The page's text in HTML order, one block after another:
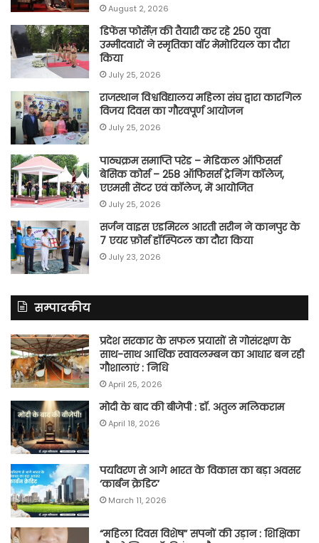
August 2, 2026
डिफेंस फोर्सेज़ की तैयारी कर रहे 250 युवा
उम्मीदवारों ने स्मृतिका वॉर मेमोरियल का दौरा
किया
July 25, 2026
राजस्थान विश्वविद्यालय महिला संघ द्वारा कारगिल
विजय दिवस का गौरवपूर्ण आयोजन
July 25, 2026
पाठ्यक्रम समाप्ति परेड – मेडिकल ऑफिसर्स
बेसिक कोर्स – 258 ऑफिसर्स ट्रेनिंग कॉलेज,
एएमसी सेंटर एवं कॉलेज, में आयोजित
July 25, 2026
सर्जन वाइस एडमिरल आरती सरीन ने कानपुर के
7 एयर फ़ोर्स हॉस्पिटल का दौरा किया
July 23, 2026
सम्पादकीय
प्रदेश सरकार के सफल प्रयासों से गोसंरक्षण के
साथ-साथ आर्थिक स्वावलम्बन का आधार बन रही
गौशालाएं : निधि
April 25, 2026
मोदी के बाद की बीजेपी : डॉ. अतुल मलिकराम
April 18, 2026
पर्यावरण से आगे भारत के विकास का बड़ा अवसर
‘कार्बन क्रेडिट’
March 11, 2026
“महिला दिवस विशेष” सपनों की उड़ान : शिक्षिका